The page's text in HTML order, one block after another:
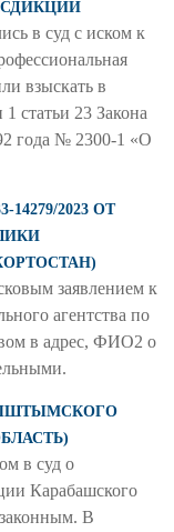
в суд с иском к
взыскать в
статьи 23 Закона
года № 2300-1 «О
2023 ОТ
заявлением к
агентства по
в адрес, ФИО2 о
КЫШТЫМСКОГО
в суд о
Карабашского
В